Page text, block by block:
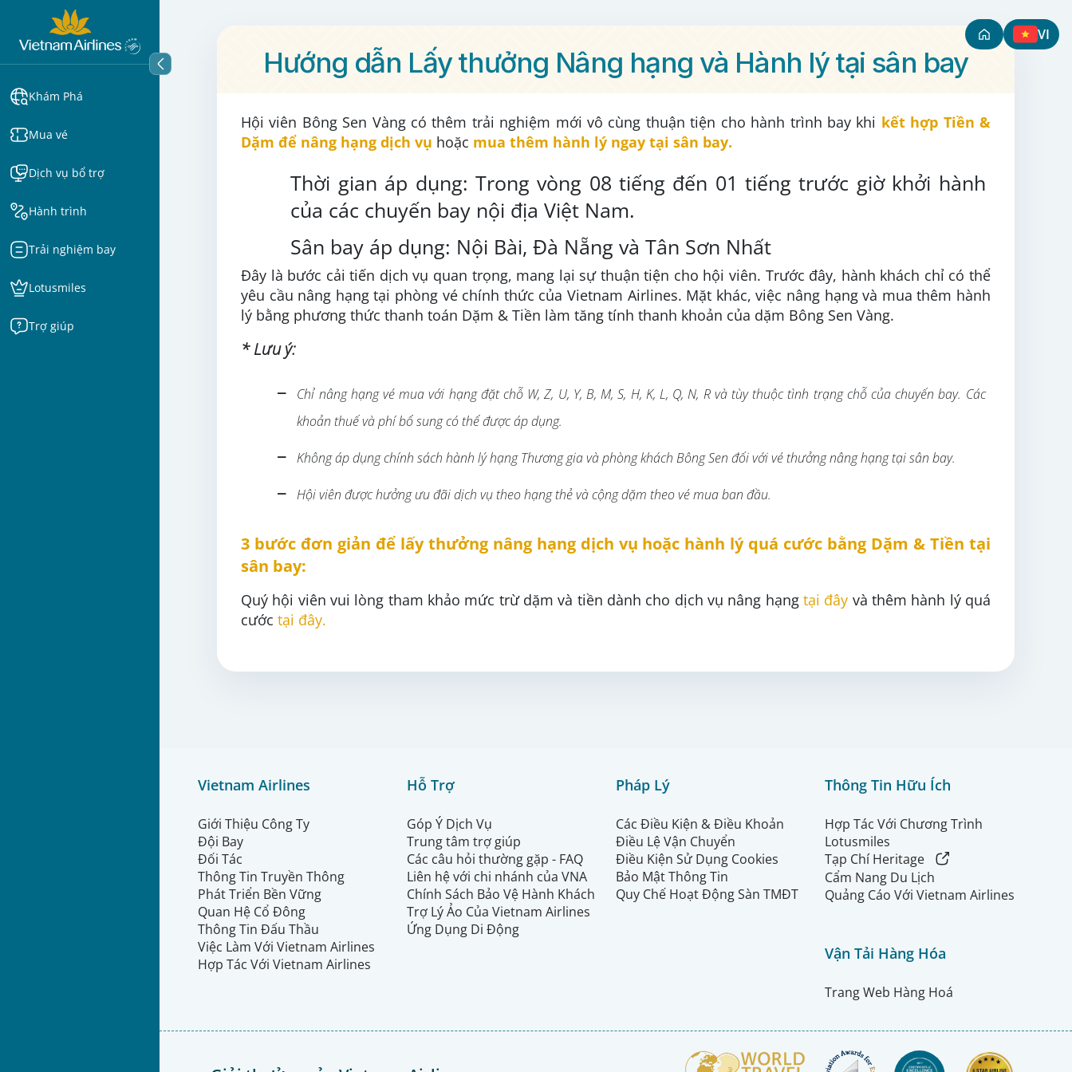
Khám Phá
Mua vé
Dịch vụ bổ trợ
Hành trình
Trải nghiệm bay
Lotusmiles
Trợ giúp
VI
Hướng dẫn Lấy thưởng Nâng hạng và Hành lý tại sân bay
Hội viên Bông Sen Vàng có thêm trải nghiệm mới vô cùng thuận tiện cho hành trình bay khi kết hợp Tiền &
Dặm để nâng hạng dịch vụ hoặc mua thêm hành lý ngay tại sân bay.
Thời gian áp dụng: Trong vòng 08 tiếng đến 01 tiếng trước giờ khởi hành
của các chuyến bay nội địa Việt Nam.
Sân bay áp dụng: Nội Bài, Đà Nẵng và Tân Sơn Nhất
Đây là bước cải tiến dịch vụ quan trọng, mang lại sự thuận tiện cho hội viên. Trước đây, hành khách chỉ có thể
yêu cầu nâng hạng tại phòng vé chính thức của Vietnam Airlines. Mặt khác, việc nâng hạng và mua thêm hành
lý bằng phương thức thanh toán Dặm & Tiền làm tăng tính thanh khoản của dặm Bông Sen Vàng.
* Lưu ý:
– Chỉ nâng hạng vé mua với hạng đặt chỗ W, Z, U, Y, B, M, S, H, K, L, Q, N, R và tùy thuộc tình trạng chỗ của chuyến bay. Các
khoản thuế và phí bổ sung có thể được áp dụng.
– Không áp dụng chính sách hành lý hạng Thương gia và phòng khách Bông Sen đối với vé thưởng nâng hạng tại sân bay.
– Hội viên được hưởng ưu đãi dịch vụ theo hạng thẻ và cộng dặm theo vé mua ban đầu.
3 bước đơn giản để lấy thưởng nâng hạng dịch vụ hoặc hành lý quá cước bằng Dặm & Tiền tại
sân bay:
Quý hội viên vui lòng tham khảo mức trừ dặm và tiền dành cho dịch vụ nâng hạng tại đây và thêm hành lý quá
cước tại đây.
Vietnam Airlines
Giới Thiệu Công Ty
Đội Bay
Đối Tác
Thông Tin Truyền Thông
Phát Triển Bền Vững
Quan Hệ Cổ Đông
Thông Tin Đấu Thầu
Việc Làm Với Vietnam Airlines
Hợp Tác Với Vietnam Airlines
Hỗ Trợ
Góp Ý Dịch Vụ
Trung tâm trợ giúp
Các câu hỏi thường gặp - FAQ
Liên hệ với chi nhánh của VNA
Chính Sách Bảo Vệ Hành Khách
Trợ Lý Ảo Của Vietnam Airlines
Ứng Dụng Di Động
Pháp Lý
Các Điều Kiện & Điều Khoản
Điều Lệ Vận Chuyển
Điều Kiện Sử Dụng Cookies
Bảo Mật Thông Tin
Quy Chế Hoạt Động Sàn TMĐT
Thông Tin Hữu Ích
Hợp Tác Với Chương Trình
Lotusmiles
Tạp Chí Heritage
Cẩm Nang Du Lịch
Quảng Cáo Với Vietnam Airlines
Vận Tải Hàng Hóa
Trang Web Hàng Hoá